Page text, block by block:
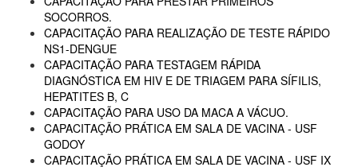
SOCORROS.
CAPACITAÇÃO PARA REALIZAÇÃO DE TESTE RÁPIDO
NS1-DENGUE
CAPACITAÇÃO PARA TESTAGEM RÁPIDA
DIAGNÓSTICA EM HIV E DE TRIAGEM PARA SÍFILIS,
HEPATITES B, C
CAPACITAÇÃO PARA USO DA MACA A VÁCUO.
CAPACITAÇÃO PRÁTICA EM SALA DE VACINA - USF
GODOY
CAPACITAÇÃO PRÁTICA EM SALA DE VACINA - USF IX